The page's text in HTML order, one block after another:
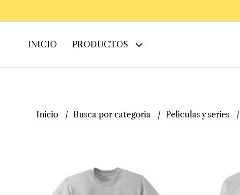
INICIO PRODUCTOS
Inicio Busca por categoria Peliculas y series